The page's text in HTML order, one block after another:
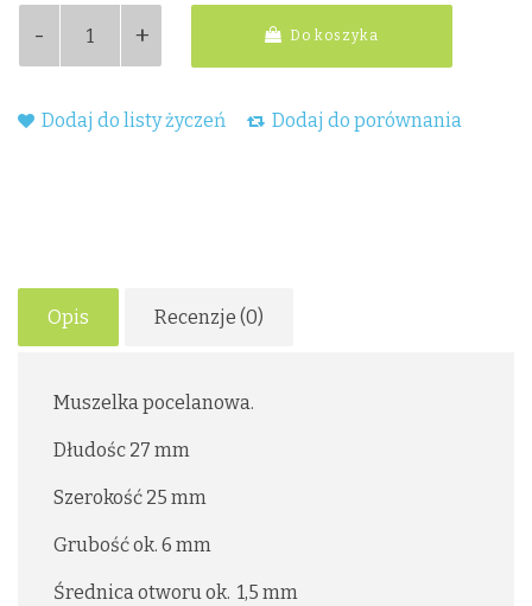
Do koszyka
Dodaj do listy życzeń Dodaj do porównania
Opis Recenzje (0)
Muszelka pocelanowa.
Dłudośc 27 mm
Szerokość 25 mm
Grubość ok. 6 mm
Średnica otworu ok. 1,5 mm